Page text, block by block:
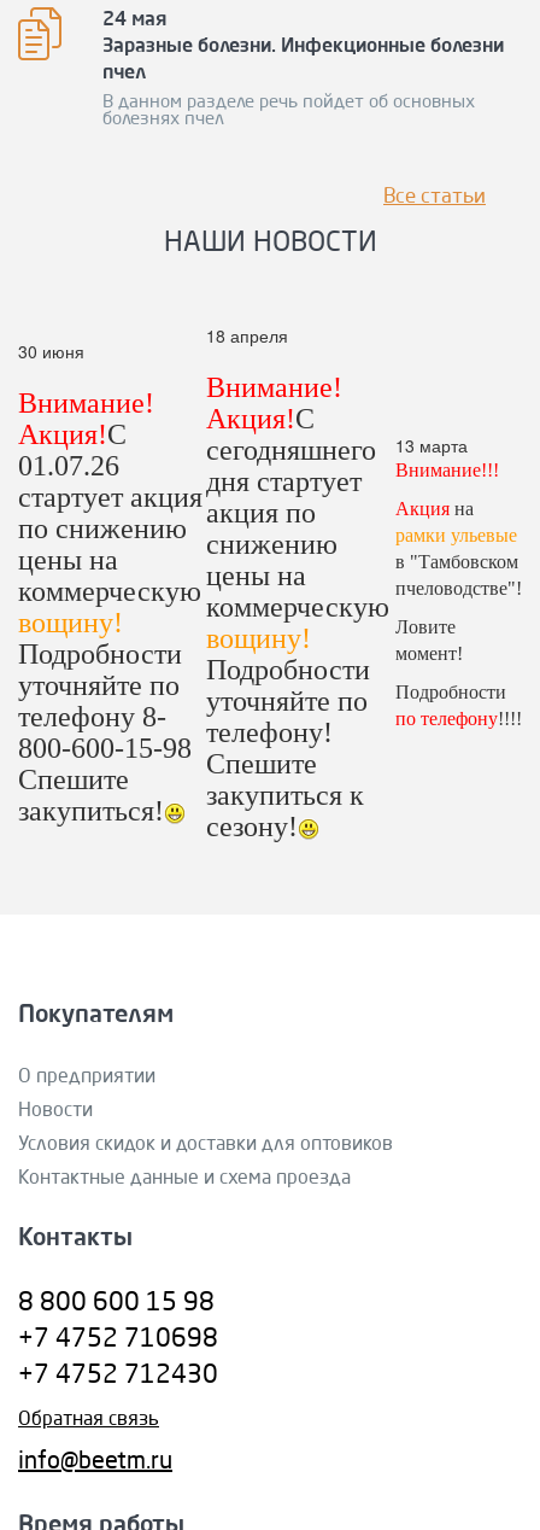
24 мая
Заразные болезни. Инфекционные болезни
пчел
В данном разделе речь пойдет об основных
болезнях пчел
Все статьи
НАШИ НОВОСТИ
30 июня
Внимание!
Акция!С
01.07.26
стартует акция
по снижению
цены на
коммерческую
вощину!
Подробности
уточняйте по
телефону 8-
800-600-15-98
Спешите
закупиться!
18 апреля
Внимание!
Акция!С
сегодняшнего
дня стартует
акция по
снижению
цены на
коммерческую
вощину!
Подробности
уточняйте по
телефону!
Спешите
закупиться к
сезону!
13 марта
Внимание!!!
Акция на
рамки ульевые
в "Тамбовском
пчеловодстве"!
Ловите
момент!
Подробности
по телефону!!!!
Покупателям
О предприятии
Новости
Условия скидок и доставки для оптовиков
Контактные данные и схема проезда
Контакты
8 800 600 15 98
+7 4752 710698
+7 4752 712430
Обратная связь
info@beetm.ru